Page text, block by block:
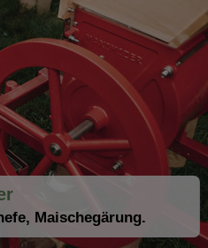
Maischegärung.